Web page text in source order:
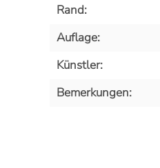
Rand:
Auflage:
Künstler:
Bemerkungen: